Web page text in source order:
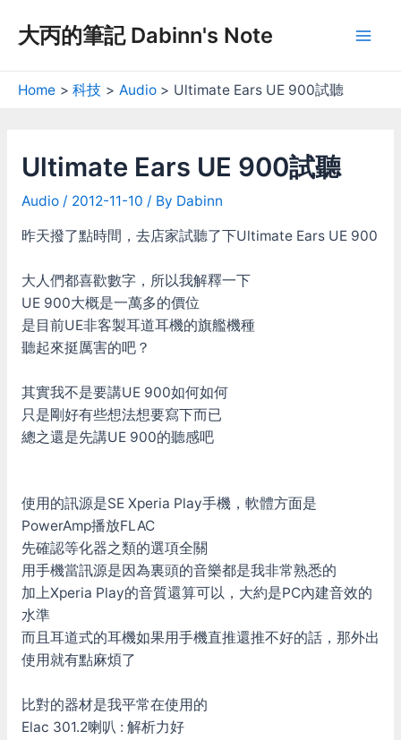
大丙的筆記 Dabinn's Note
Home 科技 Audio Ultimate Ears UE 900試聽
Ultimate Ears UE 900試聽
Audio/ 2012-11-10 / By Dabinn
昨天撥了點時間，去店家試聽了下Ultimate Ears UE 900
大人們都喜歡數字，所以我解釋一下
UE 900大概是一萬多的價位
是目前UE非客製耳道耳機的旗艦機種
聽起來挺厲害的吧？
其實我不是要講UE 900如何如何
只是剛好有些想法想要寫下而已
總之還是先講UE 900的聽感吧
使用的訊源是SE Xperia Play手機，軟體方面是
PowerAmp播放FLAC
先確認等化器之類的選項全關
用手機當訊源是因為裏頭的音樂都是我非常熟悉的
加上Xperia Play的音質還算可以，大約是PC內建音效的
水準
而且耳道式的耳機如果用手機直推還推不好的話，那外出
使用就有點麻煩了
比對的器材是我平常在使用的
Elac 301.2喇叭 : 解析力好